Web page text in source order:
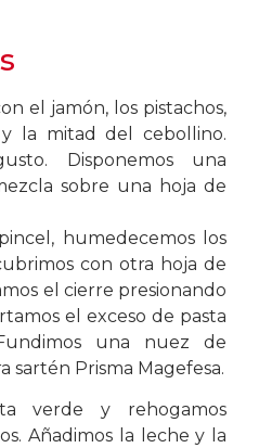
el jamón, los pistachos,
la mitad del cebollino.
Disponemos una
sobre una hoja de
humedecemos los
con otra hoja de
el cierre presionando
el exceso de pasta
una nuez de
sartén Prisma Magefesa.
verde y rehogamos
Añadimos la leche y la